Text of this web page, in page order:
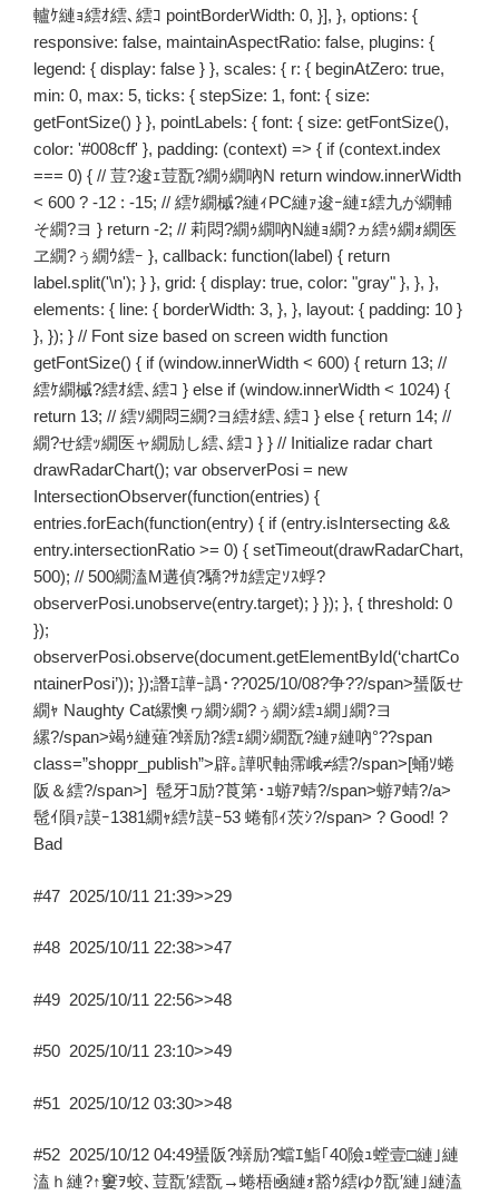
轤ｹ縺ｮ繧ｵ繧､繧ｺ pointBorderWidth: 0, }], }, options: {
responsive: false, maintainAspectRatio: false, plugins: {
legend: { display: false } }, scales: { r: { beginAtZero: true,
min: 0, max: 5, ticks: { stepSize: 1, font: { size:
getFontSize() } }, pointLabels: { font: { size: getFontSize(),
color: '#008cff' }, padding: (context) => { if (context.index
=== 0) { // 荳?逡ｪ荳翫?繝ｩ繝吶Ν return window.innerWidth
< 600 ? -12 : -15; // 繧ｹ繝槭?縺ｨPC縺ｧ逡ｰ縺ｪ繧九が繝輔
そ繝?ヨ } return -2; // 莉悶?繝ｩ繝吶Ν縺ｮ繝?ヵ繧ｩ繝ｫ繝医
ヱ繝?ぅ繝ｳ繧ｰ }, callback: function(label) { return
label.split('\n'); } }, grid: { display: true, color: "gray" }, }, },
elements: { line: { borderWidth: 3, }, }, layout: { padding: 10 }
}, }); } // Font size based on screen width function
getFontSize() { if (window.innerWidth < 600) { return 13; //
繧ｹ繝槭?繧ｵ繧､繧ｺ } else if (window.innerWidth < 1024) {
return 13; // 繧ｿ繝悶Ξ繝?ヨ繧ｵ繧､繧ｺ } else { return 14; //
繝?せ繧ｯ繝医ャ繝励し繧､繧ｺ } } // Initialize radar chart
drawRadarChart(); var observerPosi = new
IntersectionObserver(function(entries) {
entries.forEach(function(entry) { if (entry.isIntersecting &&
entry.intersectionRatio >= 0) { setTimeout(drawRadarChart,
500); // 500繝溘Μ遘偵?驕?ｻｶ繧定ｿｽ蜉?
observerPosi.unobserve(entry.target); } }); }, { threshold: 0
});
observerPosi.observe(document.getElementById(‘chartCo
ntainerPosi’)); });譖ｴ譁ｰ譌･??025/10/08?争??/span>蜑阪せ
繝ｬ Naughty Cat縲懊ヮ繝ｼ繝?ぅ繝ｼ繧ｭ繝｣繝?ヨ
縲?/span>竭ｩ縺薙?蠎励?繧ｪ繝ｼ繝翫?縺ｧ縺吶°??span
class=”shoppr_publish”>辟｡譁呎軸霈峨≠繧?/span>[蛹ｿ蜷
阪＆繧?/span>] 髢牙ｺ励?莨第･ｭ蝣ｱ蜻?/span>蝣ｱ蜻?/a>
髢ｲ隕ｧ謨ｰ1381繝ｬ繧ｹ謨ｰ53 蜷郁ｨ茨ｼ?/span> ? Good! ?
Bad
#47 2025/10/11 21:39>>29
#48 2025/10/11 22:38>>47
#49 2025/10/11 22:56>>48
#50 2025/10/11 23:10>>49
#51 2025/10/12 03:30>>48
#52 2025/10/12 04:49蜑阪?蠎励?蟷ｴ鮨｢40險ｭ螳壹□縺｣縺
溘ｈ縺?↑窶ｦ蛟､荳翫′繧翫→蜷梧凾縺ｫ豁ｳ繧ゆｸ翫′縺｣縺溘